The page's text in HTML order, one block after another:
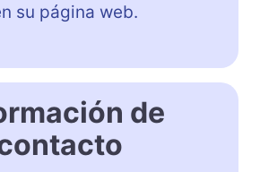
su página web.
de